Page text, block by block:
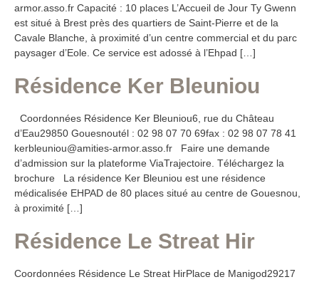
armor.asso.fr Capacité : 10 places L’Accueil de Jour Ty Gwenn
est situé à Brest près des quartiers de Saint-Pierre et de la
Cavale Blanche, à proximité d’un centre commercial et du parc
paysager d’Eole. Ce service est adossé à l’Ehpad […]
Résidence Ker Bleuniou
Coordonnées Résidence Ker Bleuniou6, rue du Château
d’Eau29850 Gouesnoutél : 02 98 07 70 69fax : 02 98 07 78 41
kerbleuniou@amities-armor.asso.fr Faire une demande
d’admission sur la plateforme ViaTrajectoire. Téléchargez la
brochure La résidence Ker Bleuniou est une résidence
médicalisée EHPAD de 80 places situé au centre de Gouesnou,
à proximité […]
Résidence Le Streat Hir
Coordonnées Résidence Le Streat HirPlace de Manigod29217